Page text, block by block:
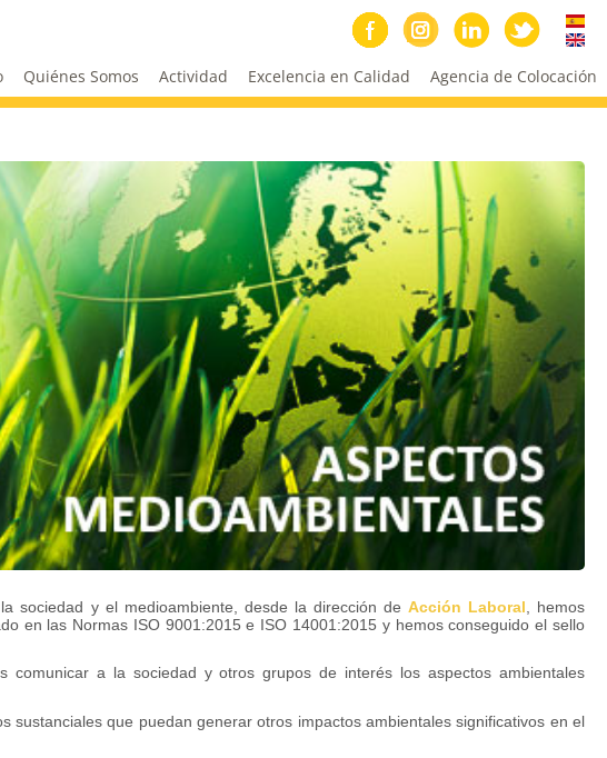
Quiénes Somos Actividad Excelencia en Calidad Agencia de Colocación
sociedad y el medioambiente, desde la dirección de Acción Laboral, hemos
en las Normas ISO 9001:2015 e ISO 14001:2015 y hemos conseguido el sello
a la sociedad y otros grupos de interés los aspectos ambientales
sustanciales que puedan generar otros impactos ambientales significativos en el